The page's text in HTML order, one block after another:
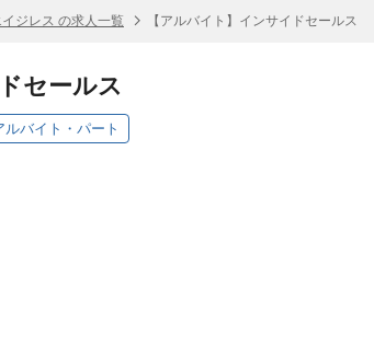
ジレス の求人一覧 【アルバイト】インサイドセールス
セールス
ルバイト・パート